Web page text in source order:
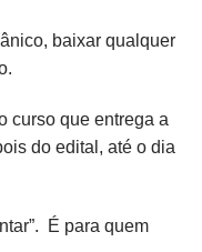
baixar qualquer
curso que entrega a
do edital, até o dia
É para quem